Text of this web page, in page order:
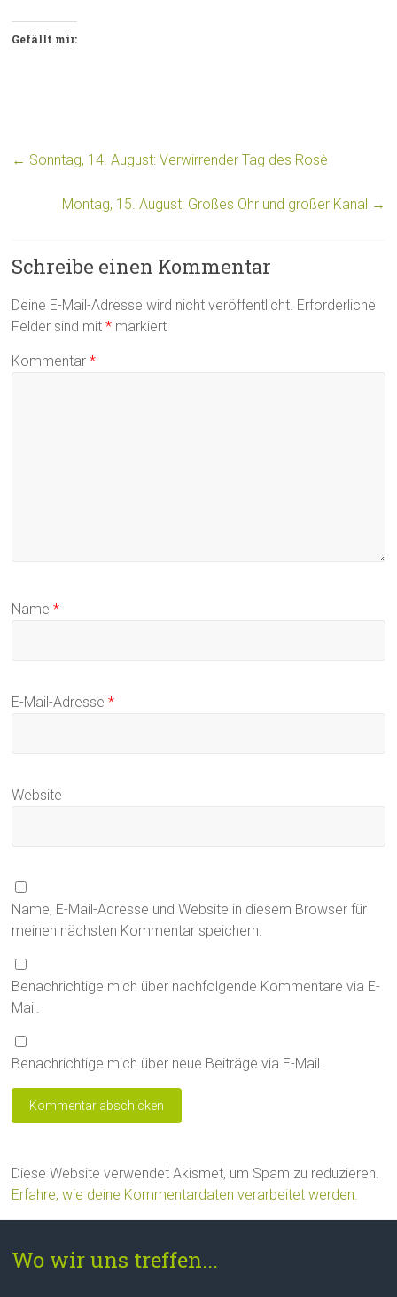
Gefällt mir:
← Sonntag, 14. August: Verwirrender Tag des Rosè
Montag, 15. August: Großes Ohr und großer Kanal →
Schreibe einen Kommentar
Deine E-Mail-Adresse wird nicht veröffentlicht. Erforderliche
Felder sind mit* markiert
Kommentar*
Name*
E-Mail-Adresse*
Website
Name, E-Mail-Adresse und Website in diesem Browser für
meinen nächsten Kommentar speichern.
Benachrichtige mich über nachfolgende Kommentare via E-
Mail.
Benachrichtige mich über neue Beiträge via E-Mail.
Diese Website verwendet Akismet, um Spam zu reduzieren.
Erfahre, wie deine Kommentardaten verarbeitet werden.
Wo wir uns treffen...